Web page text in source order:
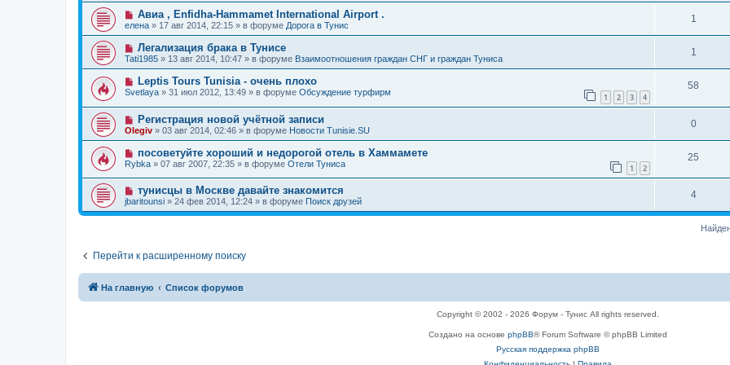
е
н
и
е
о
о
б
щ
е
н
и
е
е
с
о
о
б
щ
е
н
и
е
Н
о
в
е
с
о
б
е
и
е
Авиа , Enfidha-Hammamet International Airport .
елена » 17 авг 2014, 22:15 » в форуме Дорога в Тунис
1
Н
о
в
о
е
с
о
б
щ
е
н
и
Легализация брака в Тунисе
Tati1985 » 13 авг 2014, 10:47 » в форуме Взаимоотношения граждан СНГ и граждан Туниса
1
Н
о
в
о
е
с
б
щ
е
н
е
Leptis Tours Tunisia - очень плохо
Svetlaya » 31 июл 2012, 13:49 » в форуме Обсуждение турфирм 1 2 3 4
58
Н
о
в
е
с
о
щ
е
Регистрация новой учётной записи
Olegiv » 03 авг 2014, 02:46 » в форуме Новости Tunisie.SU
0
Н
о
в
о
е
с
о
о
н
посоветуйте хороший и недорогой отель в Хаммамете
Rybka » 07 авг 2007, 22:35 » в форуме Отели Туниса 1 2
25
Н
о
о
о
е
тунисцы в Москве давайте знакомится
jbaritounsi » 24 фев 2014, 12:24 » в форуме Поиск друзей
4
Перейти к расширенному поиску
На главную Список форумов
Copyright © 2002 - 2026 Форум - Тунис All rights reserved.
Создано на основе phpBB® Forum Software © phpBB Limited
Русская поддержка phpBB